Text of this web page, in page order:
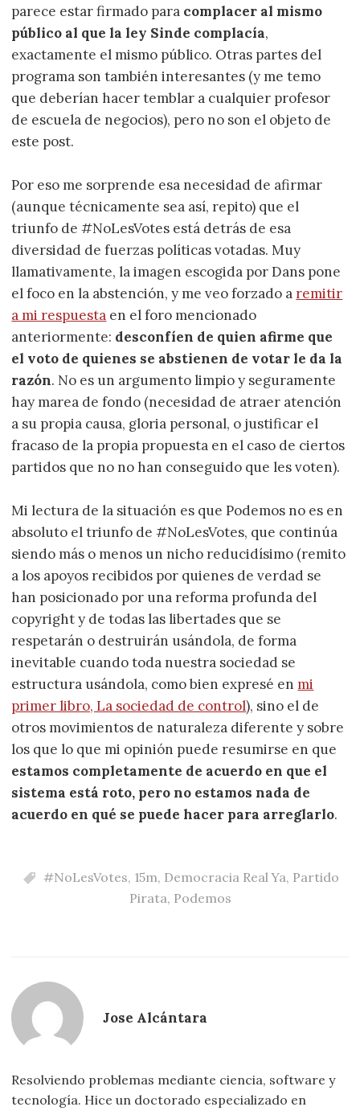
parece estar firmado para complacer al mismo
público al que la ley Sinde complacía,
exactamente el mismo público. Otras partes del
programa son también interesantes (y me temo
que deberían hacer temblar a cualquier profesor
de escuela de negocios), pero no son el objeto de
este post.
Por eso me sorprende esa necesidad de afirmar
(aunque técnicamente sea así, repito) que el
triunfo de #NoLesVotes está detrás de esa
diversidad de fuerzas políticas votadas. Muy
llamativamente, la imagen escogida por Dans pone
el foco en la abstención, y me veo forzado aremitir
a mi respuesta en el foro mencionado
anteriormente: desconfíen de quien afirme que
el voto de quienes se abstienen de votar le da la
razón. No es un argumento limpio y seguramente
hay marea de fondo (necesidad de atraer atención
a su propia causa, gloria personal, o justificar el
fracaso de la propia propuesta en el caso de ciertos
partidos que no no han conseguido que les voten).
Mi lectura de la situación es que Podemos no es en
absoluto el triunfo de #NoLesVotes, que continúa
siendo más o menos un nicho reducidísimo (remito
a los apoyos recibidos por quienes de verdad se
han posicionado por una reforma profunda del
copyright y de todas las libertades que se
respetarán o destruirán usándola, de forma
inevitable cuando toda nuestra sociedad se
estructura usándola, como bien expresé enmi
primer libro, La sociedad de control), sino el de
otros movimientos de naturaleza diferente y sobre
los que lo que mi opinión puede resumirse en que
estamos completamente de acuerdo en que el
sistema está roto, pero no estamos nada de
acuerdo en qué se puede hacer para arreglarlo.
#NoLesVotes, 15m, Democracia Real Ya, Partido
Pirata, Podemos
Jose Alcántara
Resolviendo problemas mediante ciencia, software y
tecnología. Hice un doctorado especializado en